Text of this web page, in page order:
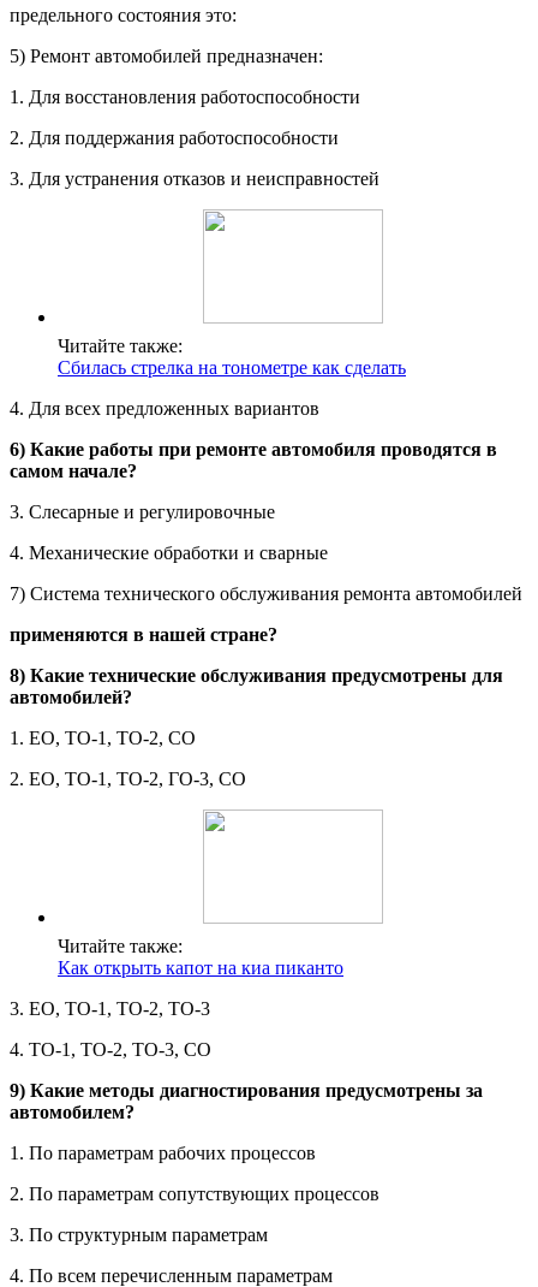
предельного состояния это:
5) Ремонт автомобилей предназначен:
1. Для восстановления работоспособности
2. Для поддержания работоспособности
3. Для устранения отказов и неисправностей
Читайте также:
Сбилась стрелка на тонометре как сделать
4. Для всех предложенных вариантов
6) Какие работы при ремонте автомобиля проводятся в
самом начале?
3. Слесарные и регулировочные
4. Механические обработки и сварные
7) Система технического обслуживания ремонта автомобилей
применяются в нашей стране?
8) Какие технические обслуживания предусмотрены для
автомобилей?
1. ЕО, ТО-1, ТО-2, СО
2. ЕО, ТО-1, ТО-2, ГО-3, СО
Читайте также:
Как открыть капот на киа пиканто
3. ЕО, ТО-1, ТО-2, ТО-3
4. ТО-1, ТО-2, ТО-3, СО
9) Какие методы диагностирования предусмотрены за
автомобилем?
1. По параметрам рабочих процессов
2. По параметрам сопутствующих процессов
3. По структурным параметрам
4. По всем перечисленным параметрам